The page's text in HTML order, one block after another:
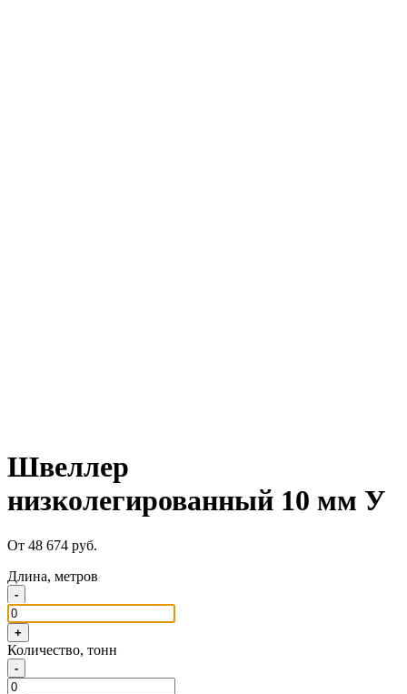
Швеллер
низколегированный 10 мм У
От 48 674 руб.
Длина, метров
-
+
Количество, тонн
-